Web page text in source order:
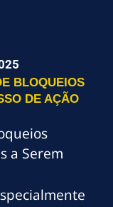
BLOQUEIOS
DE AÇÃO
a Serem